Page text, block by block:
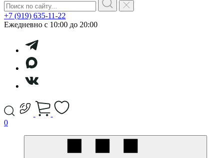
+7 (919) 635-11-22
Ежедневно с 10:00 до 20:00
0